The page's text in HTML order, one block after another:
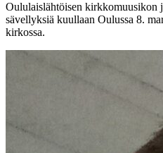
Oululaislähtöisen kirkkomuusikon
sävellyksiä kuullaan Oulussa 8.
kirkossa.